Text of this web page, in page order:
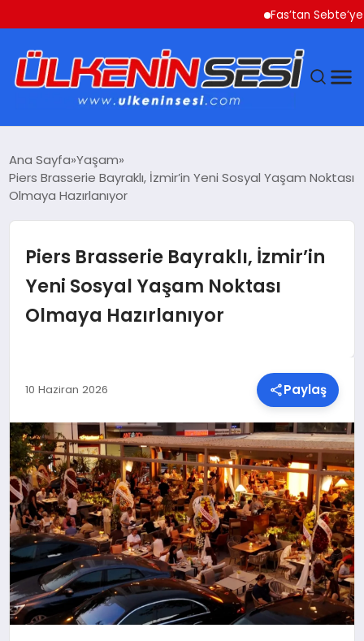
Fas’tan Sebte’ye
EKONOMI
SAĞLIK
TEKNOLOJI
YAŞAM
MALATYA HABERLERI
Ana Sayfa Yaşam
Piers Brasserie Bayraklı, İzmir’in Yeni Sosyal Yaşam Noktası
Olmaya Hazırlanıyor
Piers Brasserie Bayraklı, İzmir’in
Yeni Sosyal Yaşam Noktası
Olmaya Hazırlanıyor
10 Haziran 2026 Paylaş